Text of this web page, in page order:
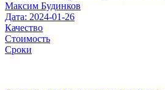
Максим Будинков
Дата: 2024-01-26
Качество
Стоимость
Сроки